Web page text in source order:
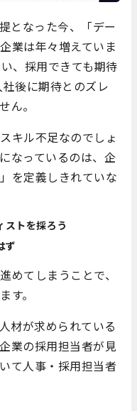
となった今、「デー
業は年々増えていま
、採用できても期待
後に期待とのズレ
ん。
キル不足なのでしょ
なっているのは、企
を定義しきれていな
ストを採ろう
ず
めてしまうことで、
す。
材が求められている
業の採用担当者が見
て人事・採用担当者